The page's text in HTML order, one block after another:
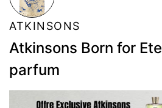
ATKINSONS
Atkinsons Born for
parfum